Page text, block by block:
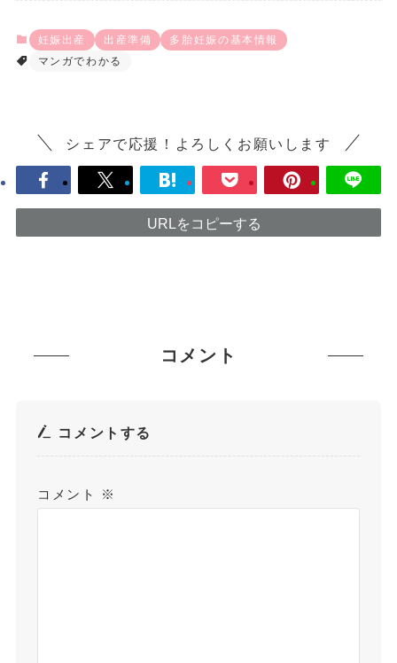
妊娠出産 出産準備
多胎妊娠の基本情報
マンガでわかる
シェアで応援！よろしくお願いします
URLをコピーする
コメント
コメントする
コメント ※